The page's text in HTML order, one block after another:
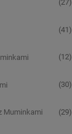
(27)
(41)
(12)
(30)
Muminkami (29)